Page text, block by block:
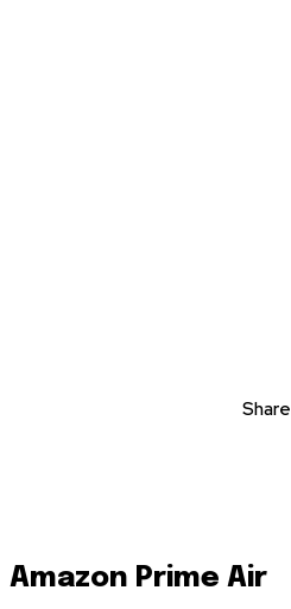
Share
Amazon Prime Air